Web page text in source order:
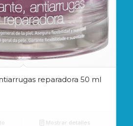
reparadora 50 ml
Mostrar detalles